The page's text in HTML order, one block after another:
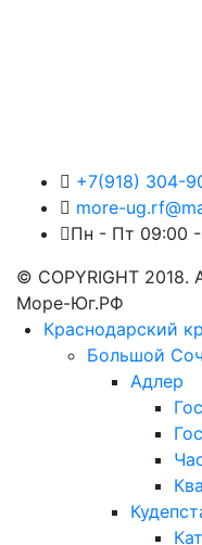
+7(918) 304-
more-
Пн - Пт 09:00
© COPYRIGHT 2018.
Море-Юг.РФ
Краснодарский
Большой
Адлер